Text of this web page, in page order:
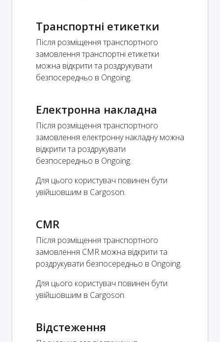
Транспортні етикетки
Після розміщення транспортного
замовлення транспортні етикетки
можна відкрити та роздрукувати
безпосередньо в Ongoing.
Електронна накладна
Після розміщення транспортного
замовлення електронну накладну можна
відкрити та роздрукувати
безпосередньо в Ongoing.
Для цього користувач повинен бути
увійшовшим в Cargoson.
CMR
Після розміщення транспортного
замовлення CMR можна відкрити та
роздрукувати безпосередньо в Ongoing.
Для цього користувач повинен бути
увійшовшим в Cargoson.
Відстеження